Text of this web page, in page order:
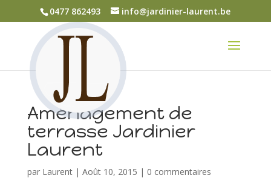
0477 862493 info@jardinier-laurent.be
Aménagement de
terrasse Jardinier
Laurent
par Laurent| Août 10, 2015 | 0 commentaires